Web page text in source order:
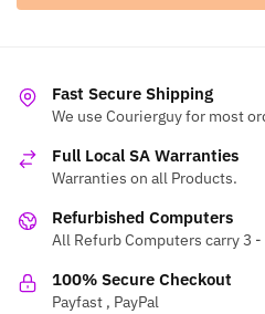
Fast Secure Shipping
We use Courierguy for most
Full Local SA Warranties
Warranties on all Products.
Refurbished Computers
All Refurb Computers carry 3
100% Secure Checkout
Payfast , PayPal